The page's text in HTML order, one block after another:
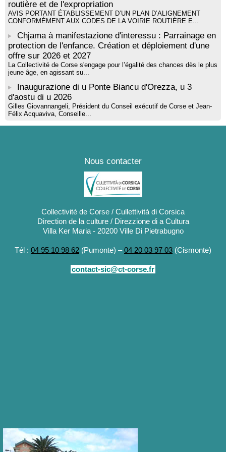
routière et de l'expropriation
AVIS PORTANT ÉTABLISSEMENT D’UN PLAN D’ALIGNEMENT
CONFORMÉMENT AUX CODES DE LA VOIRIE ROUTIÈRE E...
Chjama à manifestazione d'interessu : Parrainage en
protection de l'enfance. Création et déploiement d'une
offre sur 2026 et 2027
La Collectivité de Corse s'engage pour l’égalité des chances dès le plus
jeune âge, en agissant su...
Inaugurazione di u Ponte Biancu d'Orezza, u 3
d'aostu di u 2026
Gilles Giovannangeli, Président du Conseil exécutif de Corse et Jean-
Félix Acquaviva, Conseille...
Nous contacter
Collectivité de Corse / Cullettività di Corsica
Direction de la culture / Direzzione di a Cultura
Villa Ker Maria - 20200 Ville Di Pietrabugno
Tél : 04 95 10 98 62 (Pumonte) –04 20 03 97 03 (Cismonte)
contact-sic@ct-corse.fr